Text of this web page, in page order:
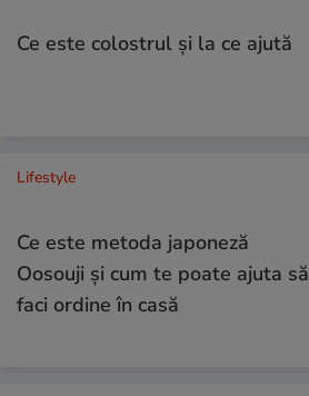
Ce este colostrul și la ce ajută
Lifestyle
Ce este metoda japoneză
Oosouji și cum te poate ajuta să
faci ordine în casă